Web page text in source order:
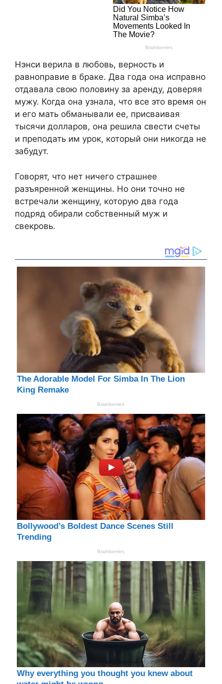
Нэнси верила в любовь, верность и
равноправие в браке. Два года она исправно
отдавала свою половину за аренду, доверяя
мужу. Когда она узнала, что все это время он
и его мать обманывали ее, присваивая
тысячи долларов, она решила свести счеты
и преподать им урок, который они никогда не
забудут.
Говорят, что нет ничего страшнее
разъяренной женщины. Но они точно не
встречали женщину, которую два года
подряд обирали собственный муж и
свекровь.